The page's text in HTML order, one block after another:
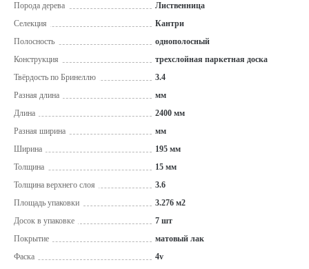
Порода дерева
Лиственница
Селекция
Кантри
Полосность
однополосный
Конструкция
трехслойная паркетная доска
Твёрдость по Бринеллю
3.4
Разная длина
мм
Длина
2400 мм
Разная ширина
мм
Ширина
195 мм
Толщина
15 мм
Толщина верхнего слоя
3.6
Площадь упаковки
3.276 м2
Досок в упаковке
7 шт
Покрытие
матовый лак
Фаска
4v